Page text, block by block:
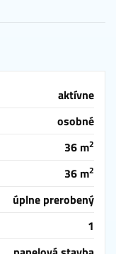
aktívne
osobné
36 m2
36 m2
úplne prerobený
1